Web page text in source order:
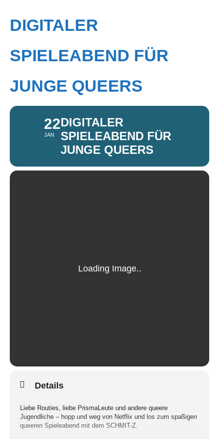
DIGITALER
SPIELEABEND FÜR
JUNGE QUEERS
22
JAN
DIGITALER
SPIELEABEND FÜR
JUNGE QUEERS
Details
Liebe Routies, liebe PrismaLeute und andere queere
Jugendliche – hopp und weg von Netflix und los zum spaßigen
queeren Spieleabend mit dem SCHMIT-Z.